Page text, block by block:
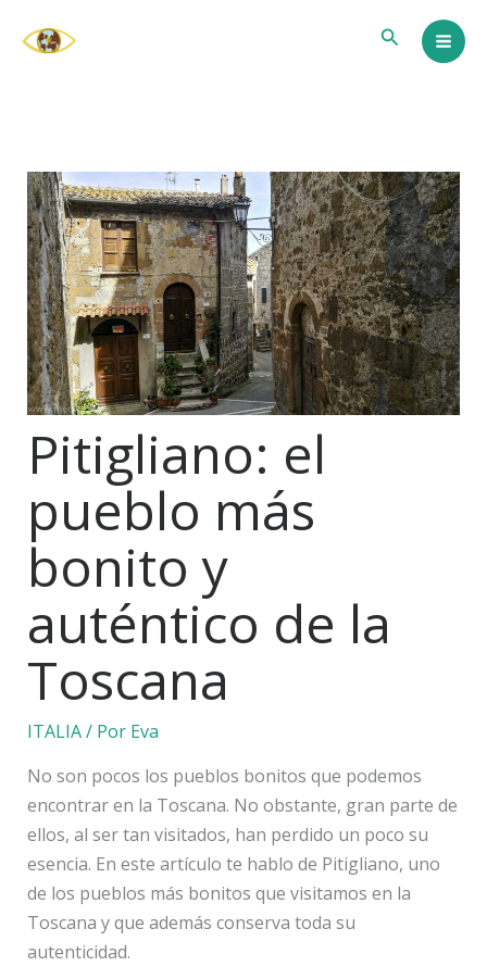
Buscar
Pitigliano: el
pueblo más
bonito y
auténtico de la
Toscana
ITALIA/ Por Eva
No son pocos los pueblos bonitos que podemos
encontrar en la Toscana. No obstante, gran parte de
ellos, al ser tan visitados, han perdido un poco su
esencia. En este artículo te hablo de Pitigliano, uno
de los pueblos más bonitos que visitamos en la
Toscana y que además conserva toda su
autenticidad.